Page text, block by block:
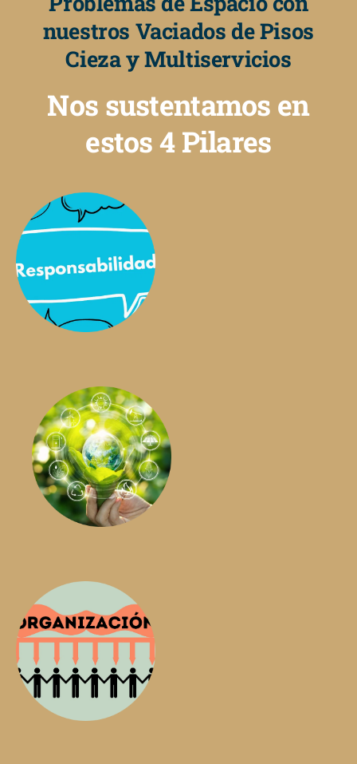
nuestros Vaciados de Pisos
Cieza y Multiservicios
Nos sustentamos en
estos 4 Pilares